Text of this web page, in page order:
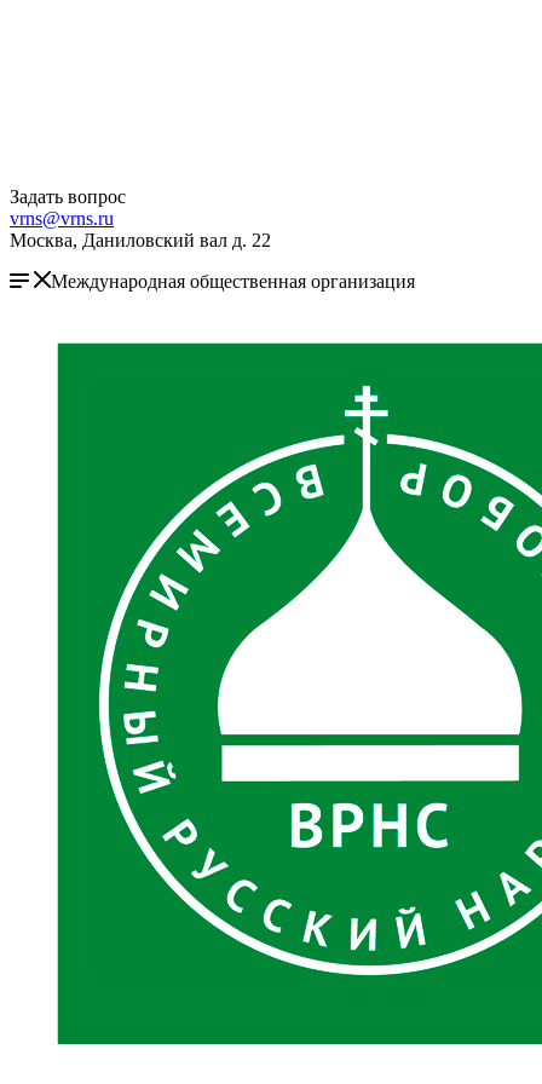
Задать вопрос
vrns@vrns.ru
Москва, Даниловский вал д. 22
Международная общественная организация